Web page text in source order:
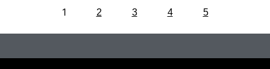
1 2 3 4 5